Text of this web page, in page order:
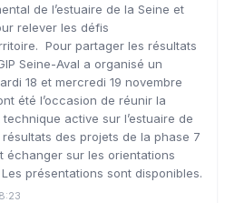
de l’estuaire de la Seine et
relever les défis
Pour partager les résultats
Seine-Aval a organisé un
18 et mercredi 19 novembre
été l’occasion de réunir la
active sur l’estuaire de
des projets de la phase 7
échanger sur les orientations
présentations sont disponibles.